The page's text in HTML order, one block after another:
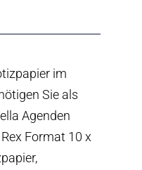
im
Sie als
Agenden
Format 10 x